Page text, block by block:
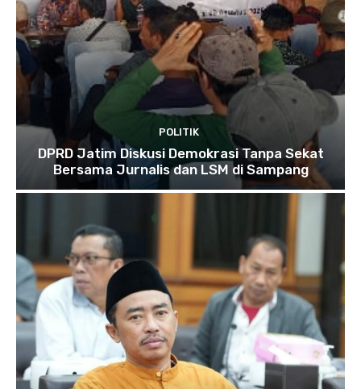
POLITIK
DPRD Jatim Diskusi Demokrasi Tanpa Sekat
Bersama Jurnalis dan LSM di Sampang